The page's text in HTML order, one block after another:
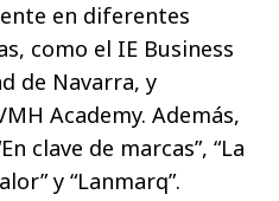
en diferentes
como el IE Business
de Navarra, y
Academy. Además,
clave de marcas”, “La
y “Lanmarq”.